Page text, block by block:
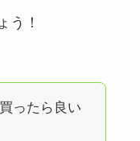
う！
ったら良い